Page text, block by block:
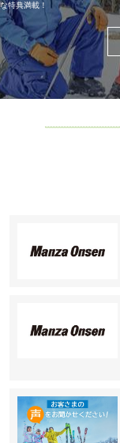
な特典満載！